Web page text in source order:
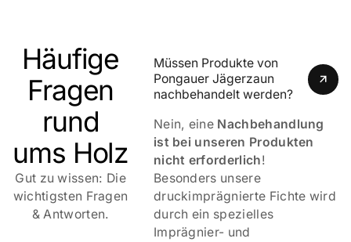
Häufige
Fragen
rund
ums Holz
Gut zu wissen: Die
wichtigsten Fragen
& Antworten.
Müssen Produkte von
Pongauer Jägerzaun
nachbehandelt werden?
Nein, eine Nachbehandlung
ist bei unseren Produkten
nicht erforderlich!
Besonders unsere
druckimprägnierte Fichte wird
durch ein spezielles
Imprägnier- und